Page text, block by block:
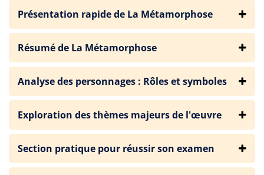
Présentation rapide de La Métamorphose
Résumé de La Métamorphose
Analyse des personnages : Rôles et symboles
Exploration des thèmes majeurs de l'œuvre
Section pratique pour réussir son examen